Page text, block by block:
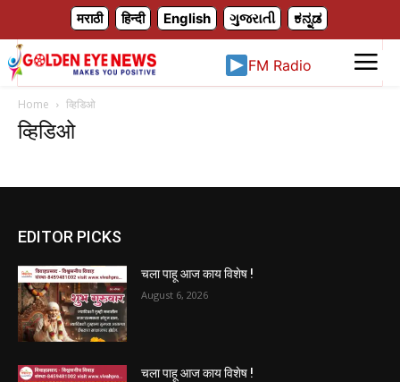
मराठी हिन्दी English ગુજરાતી ಕನ್ನಡ
FM Radio
Home व्हिडिओ
व्हिडिओ
EDITOR PICKS
चला पाहू आज काय विशेष !
August 6, 2026
चला पाहू आज काय विशेष !